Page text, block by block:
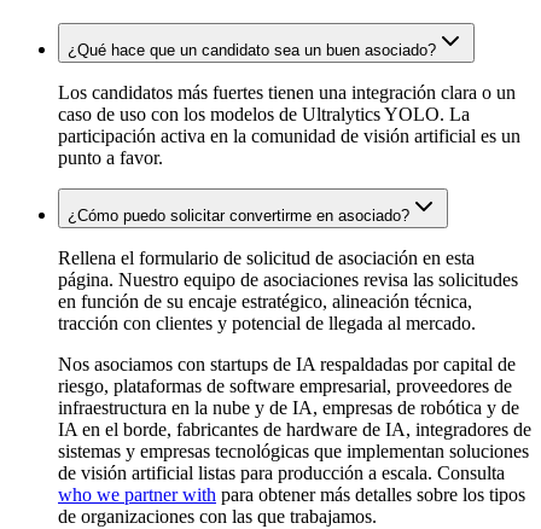
¿Qué hace que un candidato sea un buen asociado?
Los candidatos más fuertes tienen una integración clara o un
caso de uso con los modelos de Ultralytics YOLO. La
participación activa en la comunidad de visión artificial es un
punto a favor.
¿Cómo puedo solicitar convertirme en asociado?
Rellena el formulario de solicitud de asociación en esta
página. Nuestro equipo de asociaciones revisa las solicitudes
en función de su encaje estratégico, alineación técnica,
tracción con clientes y potencial de llegada al mercado.
Nos asociamos con startups de IA respaldadas por capital de
riesgo, plataformas de software empresarial, proveedores de
infraestructura en la nube y de IA, empresas de robótica y de
IA en el borde, fabricantes de hardware de IA, integradores de
sistemas y empresas tecnológicas que implementan soluciones
de visión artificial listas para producción a escala. Consulta
who we partner with para obtener más detalles sobre los tipos
de organizaciones con las que trabajamos.